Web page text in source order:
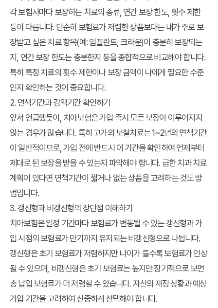
각 보험사마다 보장하는 치료의 종류, 연간 보장 한도, 횟수 제한
등이 다릅니다. 단순히 보험료가 저렴한 상품보다는 내가 주로 보
장받고 싶은 치료 항목(예: 임플란트, 크라운)이 충분히 보장되는
지, 연간 보장 한도는 충분한지 등을 종합적으로 비교해야 합니다.
특히 특정 치료의 횟수 제한이나 보장 금액이 나에게 필요한 수준
인지 확인하는 것이 중요합니다.
2. 면책기간과 감액기간 확인하기
앞서 언급했듯이, 치아보험은 가입 즉시 모든 보장이 이루어지지
않는 경우가 많습니다. 특히 고가의 보철치료는 1~2년의 면책기간
이 일반적이므로, 가입 전에 반드시 이 기간을 확인하여 언제부터
제대로 된 보장을 받을 수 있는지 파악해야 합니다. 급한 치과 치료
계획이 있다면 면책기간이 짧거나 없는 상품을 고려하는 것도 방
법입니다.
3. 갱신형과 비갱신형의 장단점 이해하기
치아보험은 일정 기간마다 보험료가 변동될 수 있는 갱신형과 가
입 시점의 보험료가 만기까지 유지되는 비갱신형으로 나뉩니다.
갱신형은 초기 보험료가 저렴하지만 나이가 들수록 보험료가 인상
될 수 있으며, 비갱신형은 초기 보험료는 높지만 장기적으로 보면
총 납입 보험료가 더 저렴할 수 있습니다. 자신의 재정 상황과 예상
가입 기간을 고려하여 신중하게 선택해야 합니다.